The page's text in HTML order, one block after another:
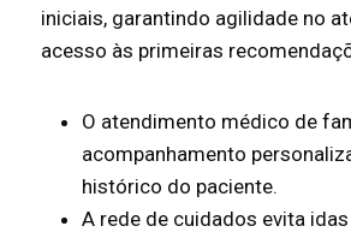
iniciais, garantindo agilidade no
acesso às primeiras
O atendimento médico de
acompanhamento
histórico do paciente.
A rede de cuidados evita